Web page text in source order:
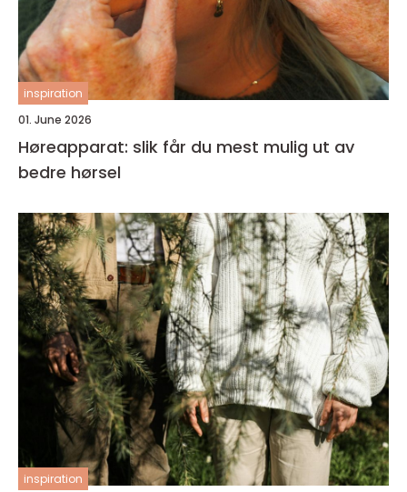
inspiration
01. June 2026
Høreapparat: slik får du mest mulig ut av
bedre hørsel
inspiration